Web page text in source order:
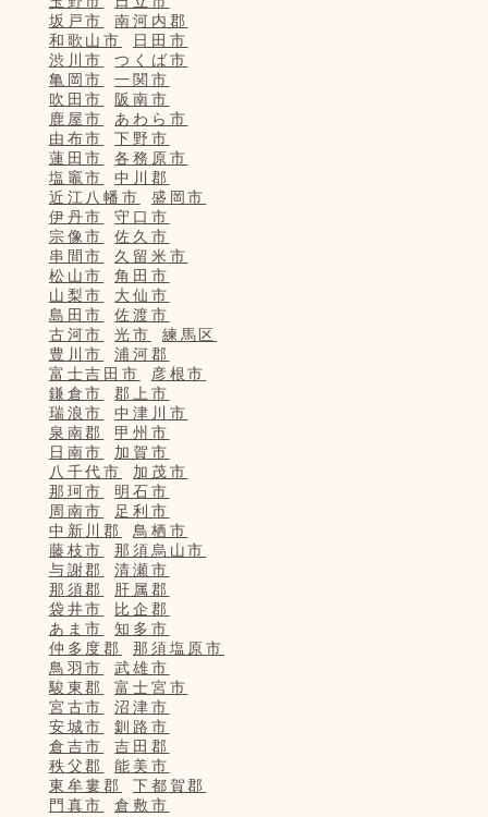
坂戸市
南河内郡
和歌山市
日田市
渋川市
つくば市
亀岡市
一関市
吹田市
阪南市
鹿屋市
あわら市
由布市
下野市
蓮田市
各務原市
塩竈市
中川郡
近江八幡市
盛岡市
伊丹市
守口市
宗像市
佐久市
串間市
久留米市
松山市
角田市
山梨市
大仙市
島田市
佐渡市
古河市
光市
練馬区
豊川市
浦河郡
富士吉田市
彦根市
鎌倉市
郡上市
瑞浪市
中津川市
泉南郡
甲州市
日南市
加賀市
八千代市
加茂市
那珂市
明石市
周南市
足利市
中新川郡
鳥栖市
藤枝市
那須烏山市
与謝郡
清瀬市
那須郡
肝属郡
袋井市
比企郡
あま市
知多市
仲多度郡
那須塩原市
鳥羽市
武雄市
駿東郡
富士宮市
宮古市
沼津市
安城市
釧路市
倉吉市
吉田郡
秩父郡
能美市
東牟婁郡
下都賀郡
門真市
倉敷市